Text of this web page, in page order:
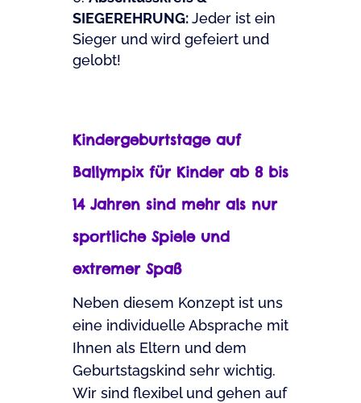
SIEGEREHRUNG:Jeder ist ein
Sieger und wird gefeiert und
gelobt!
Kindergeburtstage auf
Ballympix für Kinder ab 8 bis
14 Jahren sind mehr als nur
sportliche Spiele und
extremer Spaß
Neben diesem Konzept ist uns
eine individuelle Absprache mit
Ihnen als Eltern und dem
Geburtstagskind sehr wichtig.
Wir sind flexibel und gehen auf